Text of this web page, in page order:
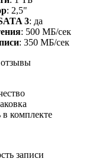
: 2,5"
3: да
: 500 МБ/сек
: 350 МБ/сек
в комплекте
записи